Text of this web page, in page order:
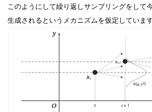
このようにして繰り返しサンプリングをして
生成されるというメカニズムを仮定しています